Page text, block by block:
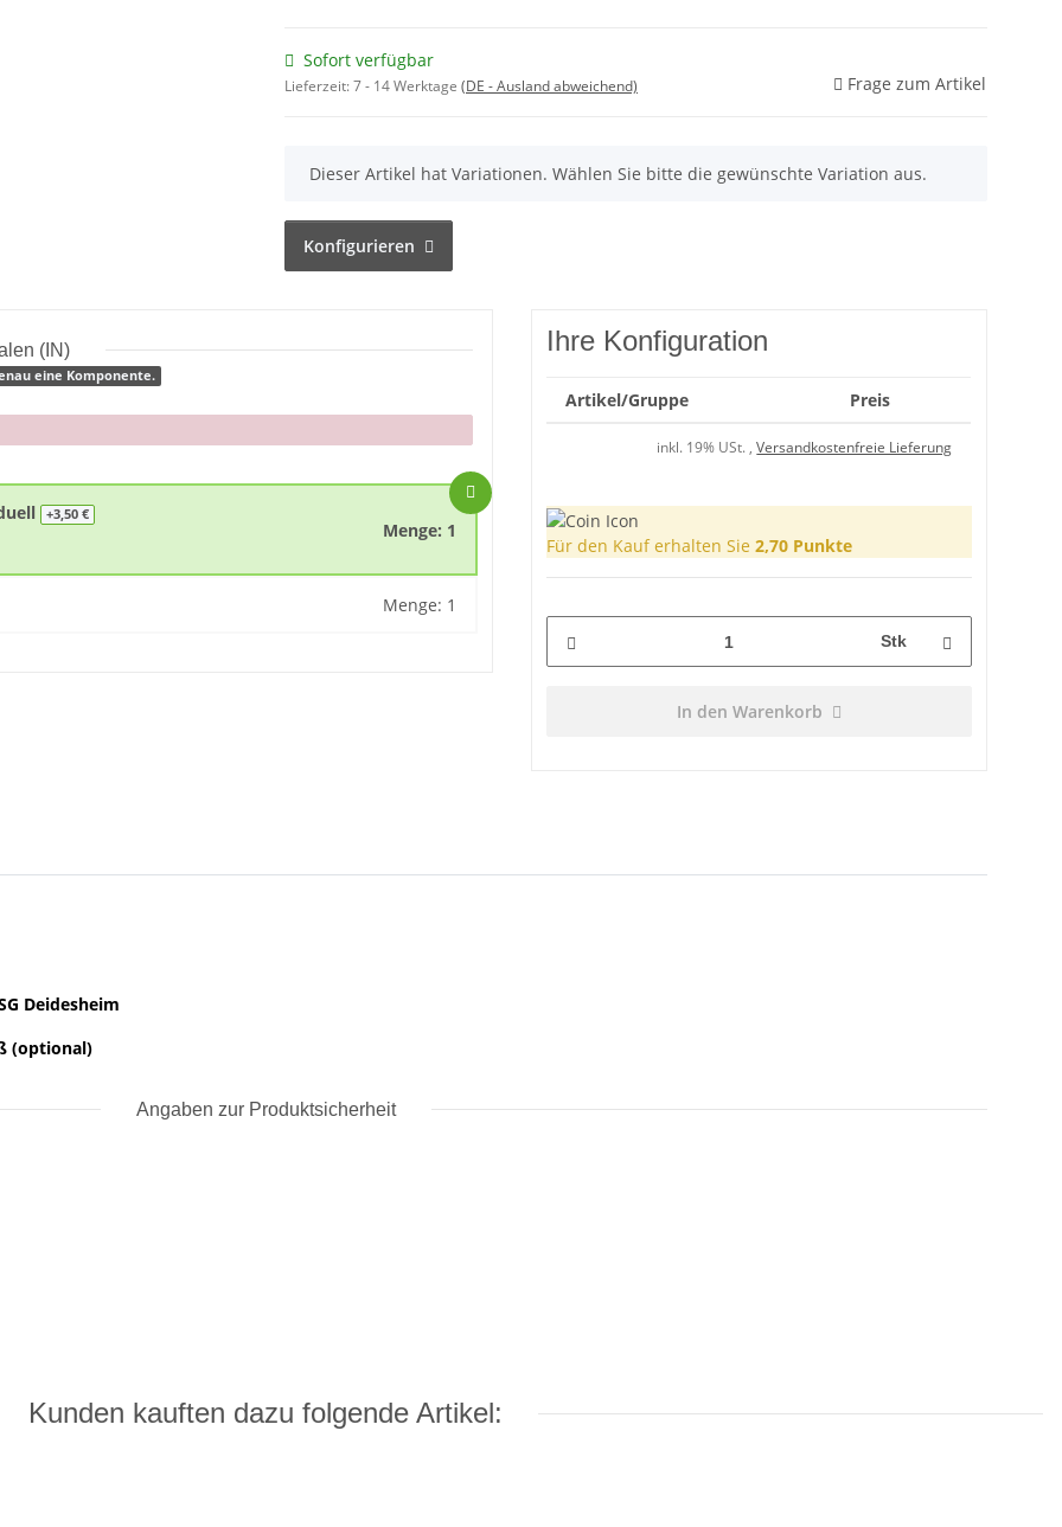
Sofort verfügbar
Lieferzeit:7 - 14 Werktage (DE - Ausland abweichend) Frage zum Artikel
x
Dieser Artikel hat Variationen. Wählen Sie bitte die gewünschte Variation aus.
Konfigurieren
(IN)
eine Komponente.
+3,50 €
Menge: 1
Menge: 1
Ihre Konfiguration
Artikel/Gruppe Preis
inkl. 19% USt. ,Versandkostenfreie Lieferung
Für den Kauf erhalten Sie2,70 Punkte
Stk
In den Warenkorb
Deidesheim
(optional)
Angaben zur Produktsicherheit
Kunden kauften dazu folgende Artikel: